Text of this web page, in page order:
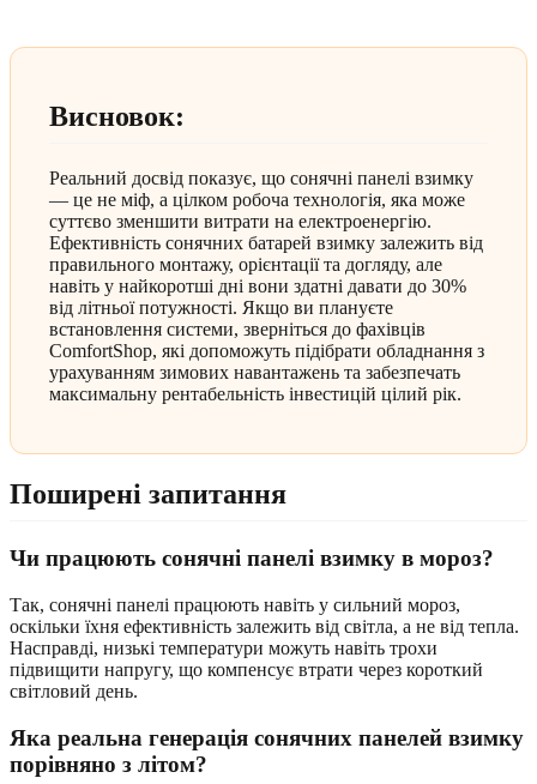
Висновок:
Реальний досвід показує, що сонячні панелі взимку
— це не міф, а цілком робоча технологія, яка може
суттєво зменшити витрати на електроенергію.
Ефективність сонячних батарей взимку залежить від
правильного монтажу, орієнтації та догляду, але
навіть у найкоротші дні вони здатні давати до 30%
від літньої потужності. Якщо ви плануєте
встановлення системи, зверніться до фахівців
ComfortShop, які допоможуть підібрати обладнання з
урахуванням зимових навантажень та забезпечать
максимальну рентабельність інвестицій цілий рік.
Поширені запитання
Чи працюють сонячні панелі взимку в мороз?
Так, сонячні панелі працюють навіть у сильний мороз,
оскільки їхня ефективність залежить від світла, а не від тепла.
Насправді, низькі температури можуть навіть трохи
підвищити напругу, що компенсує втрати через короткий
світловий день.
Яка реальна генерація сонячних панелей взимку
порівняно з літом?